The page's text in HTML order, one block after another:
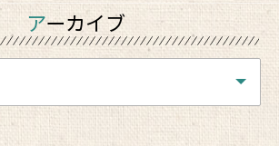
アーカイブ